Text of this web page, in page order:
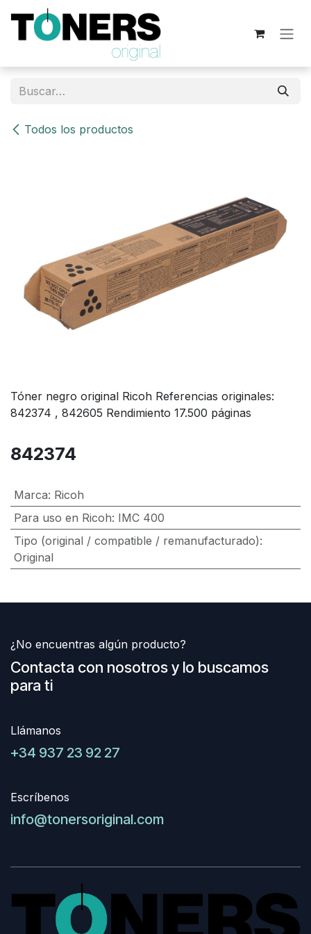
Ir al contenido
Todos los productos
Tóner negro original Ricoh Referencias originales:
842374 , 842605 Rendimiento 17.500 páginas
842374
Marca: Ricoh
Para uso en Ricoh: IMC 400
Tipo (original / compatible / remanufacturado):
Original
¿No encuentras algún producto?
Contacta con nosotros y lo buscamos
para ti
Llámanos
+34 937 23 92 27
Escríbenos
info@tonersoriginal.com